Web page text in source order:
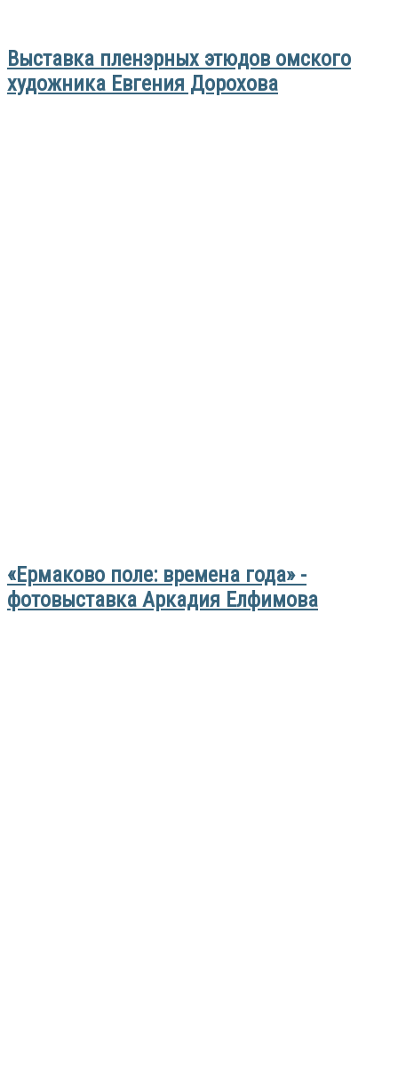
Выставка пленэрных этюдов омского
художника Евгения Дорохова
«Ермаково поле: времена года» -
фотовыставка Аркадия Елфимова